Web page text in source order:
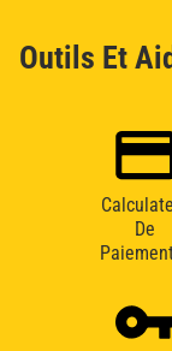
Outils Et
De